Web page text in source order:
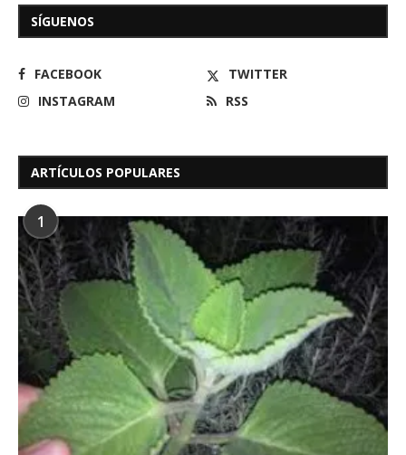
SÍGUENOS
FACEBOOK
TWITTER
INSTAGRAM
RSS
ARTÍCULOS POPULARES
1